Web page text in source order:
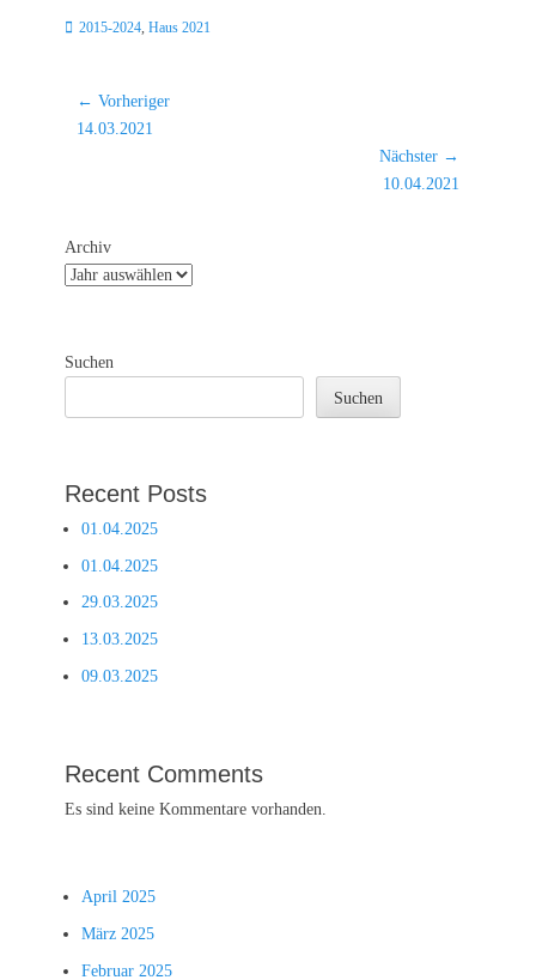
Kategorien
2015-2024, Haus 2021
Beitragsnavigation
← Vorheriger
Vorheriger
14.03.2021
Nächster →
10.04.2021
Archiv
Suchen
Suchen
Recent Posts
01.04.2025
01.04.2025
29.03.2025
13.03.2025
09.03.2025
Recent Comments
Es sind keine Kommentare vorhanden.
April 2025
März 2025
Februar 2025